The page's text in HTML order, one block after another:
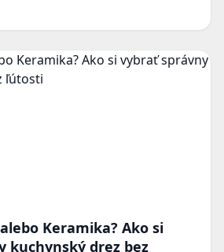
Keramika? Ako si
kuchynský drez bez